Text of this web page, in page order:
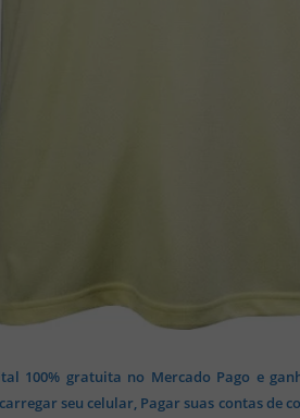
100% gratuita no Mercado Pago e
seu celular, Pagar suas contas de